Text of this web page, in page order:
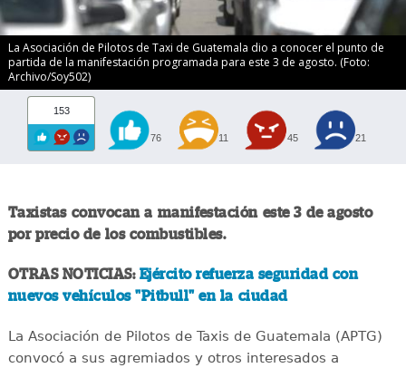
La Asociación de Pilotos de Taxi de Guatemala dio a conocer el punto de
partida de la manifestación programada para este 3 de agosto. (Foto:
Archivo/Soy502)
153
76 11 45 21
Taxistas convocan a manifestación este 3 de agosto
por precio de los combustibles.
OTRAS NOTICIAS: Ejército refuerza seguridad con
nuevos vehículos "Pitbull" en la ciudad
La Asociación de Pilotos de Taxis de Guatemala (APTG)
convocó a sus agremiados y otros interesados a